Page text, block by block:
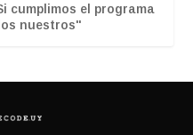
cumplimos el programa
nuestros"